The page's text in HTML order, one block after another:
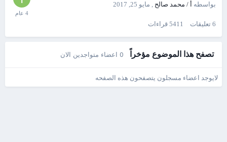
بواسطه أ / محمد صالح, مايو 25, 2017
6 تعليقات 5411 قراءات
تصفح هذا الموضوع مؤخراً 0 اعضاء متواجدين الان
لايوجد اعضاء مسجلون يتصفحون هذه الصفحه